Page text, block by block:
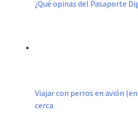
¿Qué opinas del Pasaporte
Viajar con perros en avión
cerca